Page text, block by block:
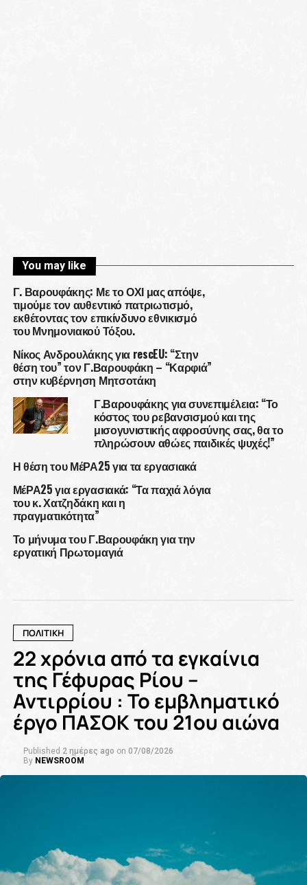
You may like
Γ. Βαρουφάκης: Με το ΟΧΙ μας απόψε,
τιμούμε τον αυθεντικό πατριωτισμό,
εκθέτοντας τον επικίνδυνο εθνικισμό
του Μνημονιακού Τόξου.
Νίκος Ανδρουλάκης για rescEU: “Στην
θέση του” τον Γ.Βαρουφάκη – “Καρφιά”
στην κυβέρνηση Μητσοτάκη
Γ.Βαρουφάκης για συνεπιμέλεια: “Το
κόστος του ρεβανσισμού και της
μισογυνιστικής αφροσύνης σας, θα το
πληρώσουν αθώες παιδικές ψυχές!”
Η θέση του ΜέΡΑ25 για τα εργασιακά
ΜέΡΑ25 για εργασιακά: “Τα παχιά λόγια
του κ. Χατζηδάκη και η
πραγματικότητα”
Το μήνυμα του Γ.Βαρουφάκη για την
εργατική Πρωτομαγιά
ΠΟΛΙΤΙΚΗ
22 χρόνια από τα εγκαίνια
της Γέφυρας Ρίου –
Αντιρρίου : Το εμβληματικό
έργο ΠΑΣΟΚ του 21ου αιώνα
Published 2 ημέρες ago on 07/08/2026
By NEWSROOM